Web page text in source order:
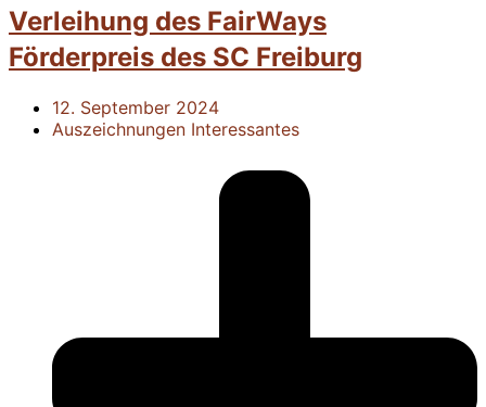
Verleihung des FairWays
Förderpreis des SC Freiburg
12. September 2024
Auszeichnungen Interessantes